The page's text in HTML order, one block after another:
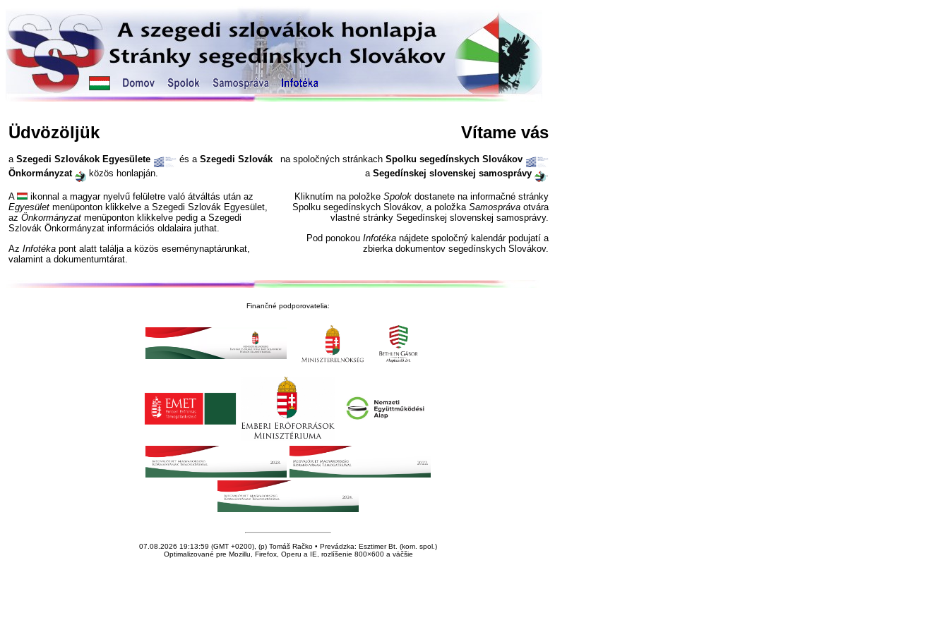
Üdvözöljük
a Szegedi Szlovákok Egyesülete és a Szegedi Szlovák
Önkormányzat
közös honlapján.
A
ikonnal a magyar nyelvű felületre való átváltás után az
Egyesület menüponton klikkelve a Szegedi Szlovák Egyesület,
az Önkormányzat menüponton klikkelve pedig a Szegedi
Szlovák Önkormányzat információs oldalaira juthat.
Az Infotéka pont alatt találja a közös eseménynaptárunkat,
valamint a dokumentumtárat.
Vítame vás
na spoločných stránkach Spolku segedínskych Slovákov
a Segedínskej slovenskej samosprávy .
Kliknutím na položke Spolok dostanete na informačné stránky
Spolku segedínskych Slovákov, a položka Samospráva otvára
vlastné stránky Segedínskej slovenskej samosprávy.
Pod ponokou Infotéka nájdete spoločný kalendár podujatí a
zbierka dokumentov segedínskych Slovákov.
Finančné podporovatelia:
07.08.2026 19:13:59 (GMT +0200), (p) Tomáš Račko • Prevádzka: Esztimer Bt. (kom. spol.)
Optimalizované pre Mozillu, Firefox, Operu a IE, rozlíšenie 800×600 a väčšie